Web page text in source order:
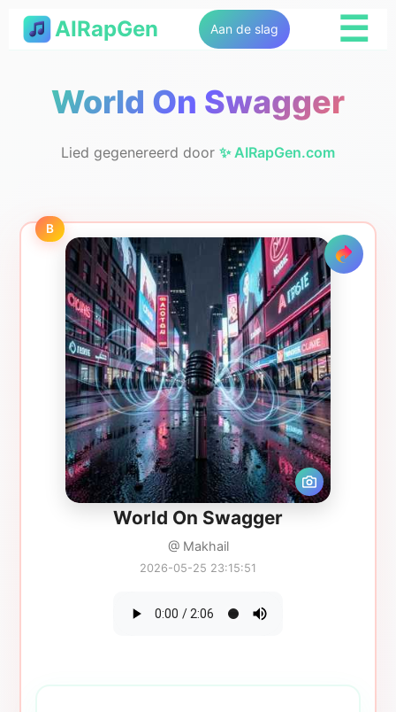
AIRapGen Aan de slag
☰
World On Swagger
Lied gegenereerd door ✨ AIRapGen.com
B
World On Swagger
@ Makhail
2026-05-25 23:15:51